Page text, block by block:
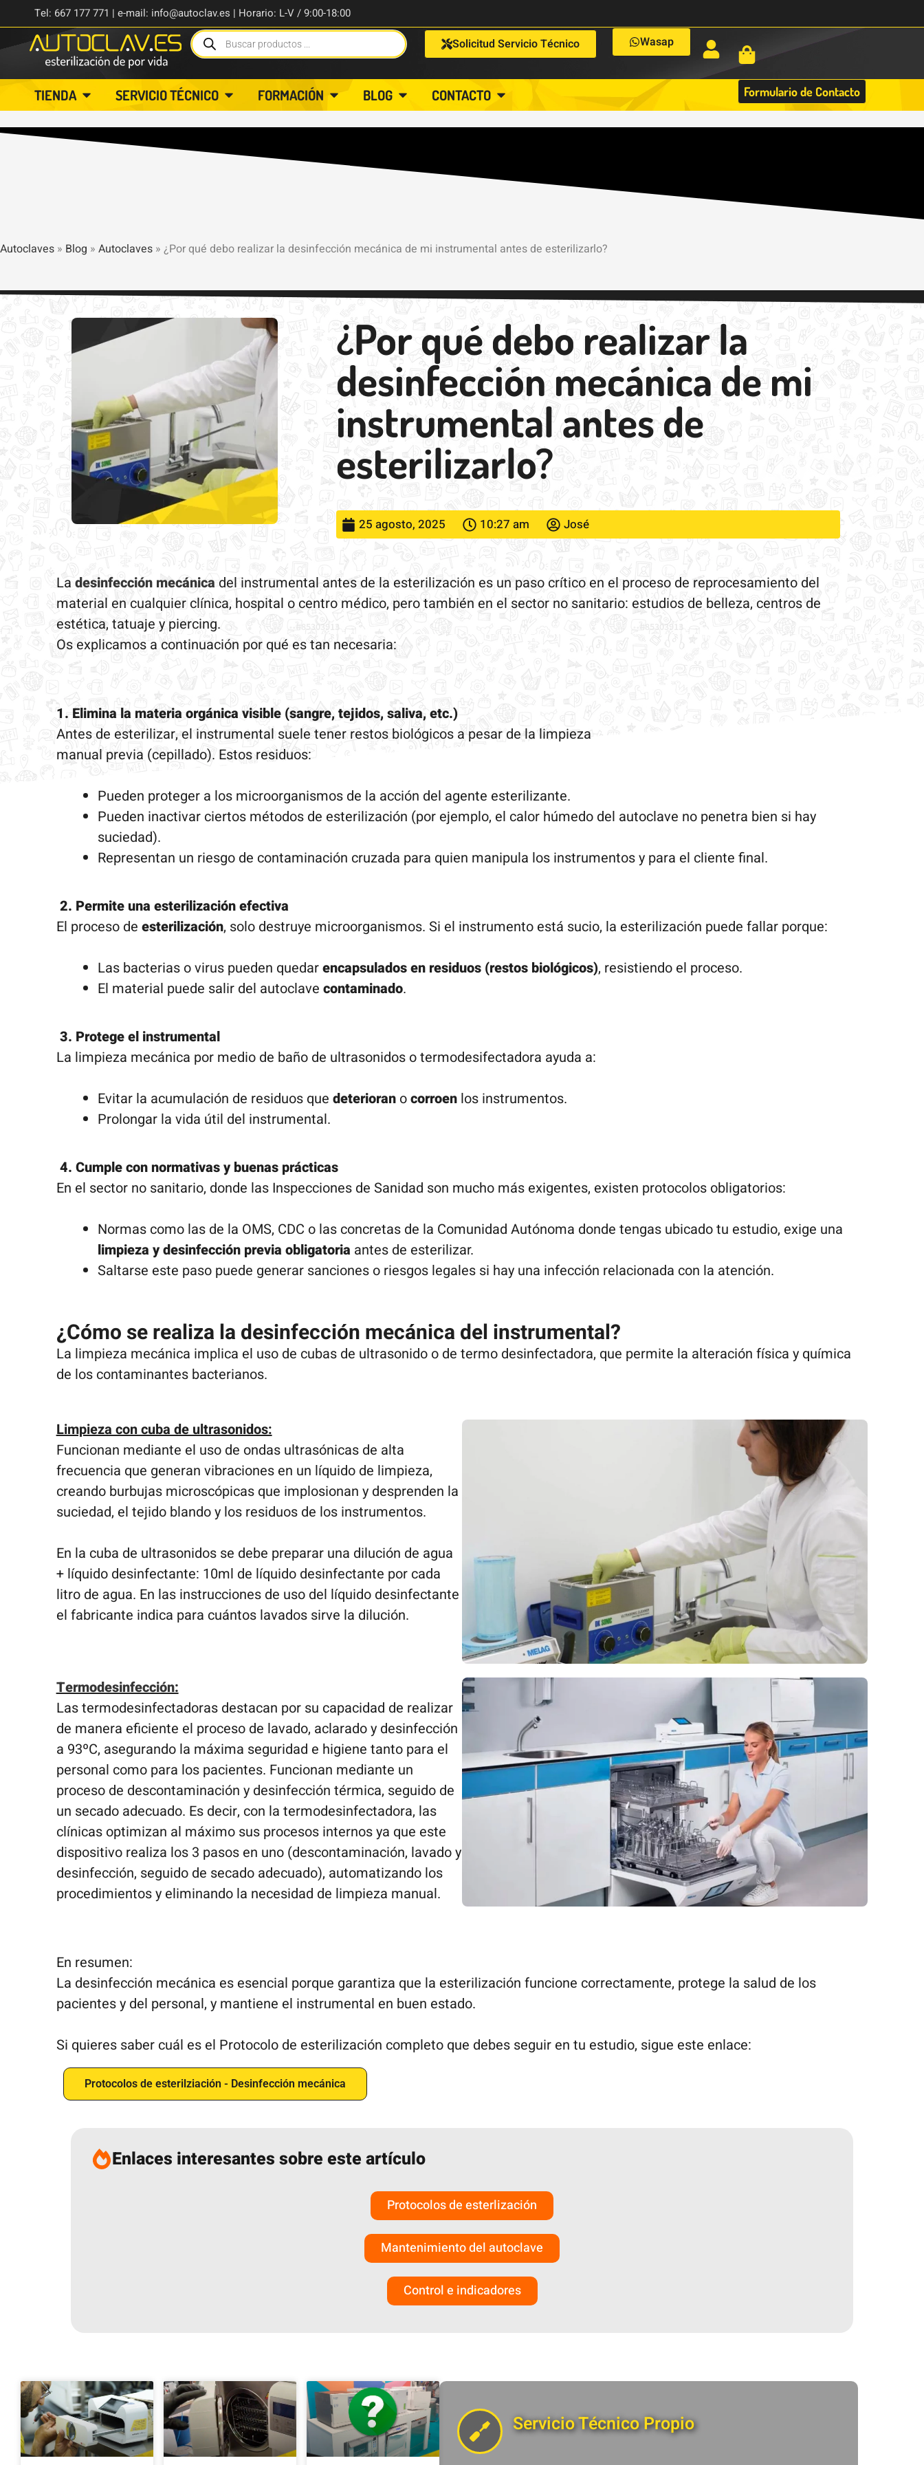
Tel: 667 177 771 | e-mail: info@autoclav.es | Horario: L-V / 9:00-18:00
Solicitud Servicio Técnico Wasap
TIENDA SERVICIO TÉCNICO FORMACIÓN BLOG CONTACTO Formulario de Contacto
Autoclaves » Blog » Autoclaves » ¿Por qué debo realizar la desinfección mecánica de mi instrumental antes de esterilizarlo?
¿Por qué debo realizar la
desinfección mecánica de mi
instrumental antes de
esterilizarlo?
25 agosto, 2025 10:27 am José
La desinfección mecánica del instrumental antes de la esterilización es un paso crítico en el proceso de reprocesamiento del
material en cualquier clínica, hospital o centro médico, pero también en el sector no sanitario: estudios de belleza, centros de
estética, tatuaje y piercing.
Os explicamos a continuación por qué es tan necesaria:
1. Elimina la materia orgánica visible (sangre, tejidos, saliva, etc.)
Antes de esterilizar, el instrumental suele tener restos biológicos a pesar de la limpieza
manual previa (cepillado). Estos residuos:
Pueden proteger a los microorganismos de la acción del agente esterilizante.
Pueden inactivar ciertos métodos de esterilización (por ejemplo, el calor húmedo del autoclave no penetra bien si hay
suciedad).
Representan un riesgo de contaminación cruzada para quien manipula los instrumentos y para el cliente final.
2. Permite una esterilización efectiva
El proceso de esterilización, solo destruye microorganismos. Si el instrumento está sucio, la esterilización puede fallar porque:
Las bacterias o virus pueden quedarencapsulados en residuos (restos biológicos), resistiendo el proceso.
El material puede salir del autoclave contaminado.
3. Protege el instrumental
La limpieza mecánica por medio de baño de ultrasonidos o termodesifectadora ayuda a:
Evitar la acumulación de residuos que deterioranocorroenlos instrumentos.
Prolongar la vida útil del instrumental.
4. Cumple con normativas y buenas prácticas
En el sector no sanitario, donde las Inspecciones de Sanidad son mucho más exigentes, existen protocolos obligatorios:
Normas como las de la OMS, CDC o las concretas de la Comunidad Autónoma donde tengas ubicado tu estudio, exige una
limpieza y desinfección previa obligatoria antes de esterilizar.
Saltarse este paso puede generar sanciones o riesgos legales si hay una infección relacionada con la atención.
¿Cómo se realiza la desinfección mecánica del instrumental?
La limpieza mecánica implica el uso de cubas de ultrasonido o de termo desinfectadora, que permite la alteración física y química
de los contaminantes bacterianos.
Limpieza con cuba de ultrasonidos:
Funcionan mediante el uso de ondas ultrasónicas de alta
frecuencia que generan vibraciones en un líquido de limpieza,
creando burbujas microscópicas que implosionan y desprenden la
suciedad, el tejido blando y los residuos de los instrumentos.
En la cuba de ultrasonidos se debe preparar una dilución de agua
+ líquido desinfectante: 10ml de líquido desinfectante por cada
litro de agua. En las instrucciones de uso del líquido desinfectante
el fabricante indica para cuántos lavados sirve la dilución.
Termodesinfección:
Las termodesinfectadoras destacan por su capacidad de realizar
de manera eficiente el proceso de lavado, aclarado y desinfección
a 93ºC, asegurando la máxima seguridad e higiene tanto para el
personal como para los pacientes. Funcionan mediante un
proceso de descontaminación y desinfección térmica, seguido de
un secado adecuado. Es decir, con la termodesinfectadora, las
clínicas optimizan al máximo sus procesos internos ya que este
dispositivo realiza los 3 pasos en uno (descontaminación, lavado y
desinfección, seguido de secado adecuado), automatizando los
procedimientos y eliminando la necesidad de limpieza manual.
En resumen:
La desinfección mecánica es esencial porque garantiza que la esterilización funcione correctamente, protege la salud de los
pacientes y del personal, y mantiene el instrumental en buen estado.
Si quieres saber cuál es el Protocolo de esterilización completo que debes seguir en tu estudio, sigue este enlace:
Protocolos de esterilziación - Desinfección mecánica
Enlaces interesantes sobre este artículo
Protocolos de esterlización
Mantenimiento del autoclave
Control e indicadores
Servicio Técnico Propio